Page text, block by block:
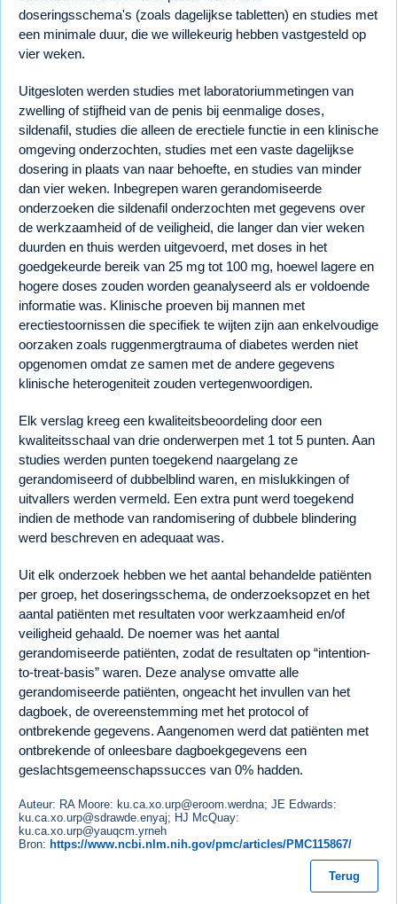
doseringsschema's (zoals dagelijkse tabletten) en studies met
een minimale duur, die we willekeurig hebben vastgesteld op
vier weken.
Uitgesloten werden studies met laboratoriummetingen van
zwelling of stijfheid van de penis bij eenmalige doses,
sildenafil, studies die alleen de erectiele functie in een klinische
omgeving onderzochten, studies met een vaste dagelijkse
dosering in plaats van naar behoefte, en studies van minder
dan vier weken. Inbegrepen waren gerandomiseerde
onderzoeken die sildenafil onderzochten met gegevens over
de werkzaamheid of de veiligheid, die langer dan vier weken
duurden en thuis werden uitgevoerd, met doses in het
goedgekeurde bereik van 25 mg tot 100 mg, hoewel lagere en
hogere doses zouden worden geanalyseerd als er voldoende
informatie was. Klinische proeven bij mannen met
erectiestoornissen die specifiek te wijten zijn aan enkelvoudige
oorzaken zoals ruggenmergtrauma of diabetes werden niet
opgenomen omdat ze samen met de andere gegevens
klinische heterogeniteit zouden vertegenwoordigen.
Elk verslag kreeg een kwaliteitsbeoordeling door een
kwaliteitsschaal van drie onderwerpen met 1 tot 5 punten. Aan
studies werden punten toegekend naargelang ze
gerandomiseerd of dubbelblind waren, en mislukkingen of
uitvallers werden vermeld. Een extra punt werd toegekend
indien de methode van randomisering of dubbele blindering
werd beschreven en adequaat was.
Uit elk onderzoek hebben we het aantal behandelde patiënten
per groep, het doseringsschema, de onderzoeksopzet en het
aantal patiënten met resultaten voor werkzaamheid en/of
veiligheid gehaald. De noemer was het aantal
gerandomiseerde patiënten, zodat de resultaten op “intention-
to-treat-basis” waren. Deze analyse omvatte alle
gerandomiseerde patiënten, ongeacht het invullen van het
dagboek, de overeenstemming met het protocol of
ontbrekende gegevens. Aangenomen werd dat patiënten met
ontbrekende of onleesbare dagboekgegevens een
geslachtsgemeenschapssucces van 0% hadden.
Auteur: RA Moore: ku.ca.xo.urp@eroom.werdna; JE Edwards:
ku.ca.xo.urp@sdrawde.enyaj; HJ McQuay:
ku.ca.xo.urp@yauqcm.yrneh
Bron: https://www.ncbi.nlm.nih.gov/pmc/articles/PMC115867/
Terug